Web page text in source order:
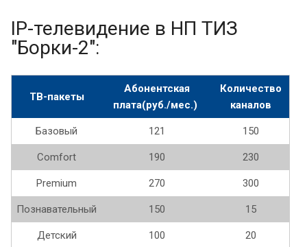
IP-телевидение в НП ТИЗ
"Борки-2":
ТВ-пакеты
Абонентская
плата(руб./мес.)
Количество
каналов
Базовый 121 150
Comfort 190 230
Premium 270 300
Познавательный 150 15
Детский 100 20